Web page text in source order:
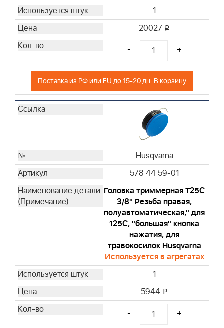
1
20027 i
- +
Поставка из РФ или EU до 15-20 дн. В корзину
Husqvarna
578 44 59-01
Головка триммерная T25С
3/8" Резьба правая,
полуавтоматическая," для
125С, "большая" кнопка
нажатия, для
травокосилок Husqvarna
Используется в агрегатах
1
5944 i
- +